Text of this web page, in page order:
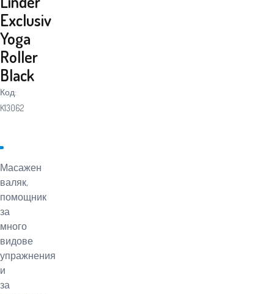
Exclusiv
Yoga
Roller
Black
Код:
K13062
Масажен
валяк,
помощник
за
много
видове
упражнения
и
за